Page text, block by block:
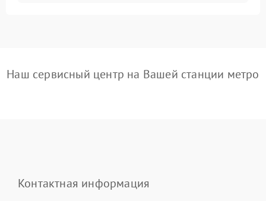
Наш сервисный центр на Вашей станции метро
Контактная информация